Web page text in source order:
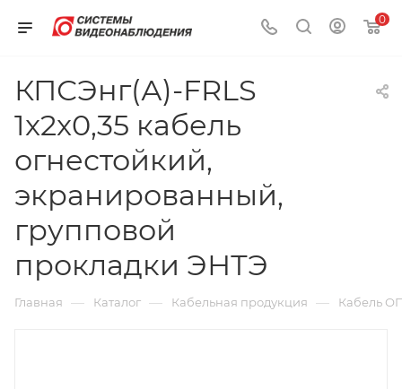
0
КПСЭнг(А)-FRLS
1x2x0,35 кабель
огнестойкий,
экранированный,
групповой
прокладки ЭНТЭ
Главная — Каталог — Кабельная продукция — Кабель